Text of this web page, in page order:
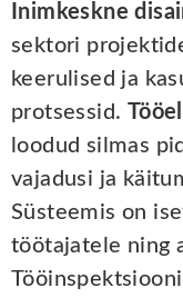
Inimkeskne
sektori
keerulised ja
protsessid.
loodud silmas
vajadusi ja
Süsteemis on
töötajatele ning